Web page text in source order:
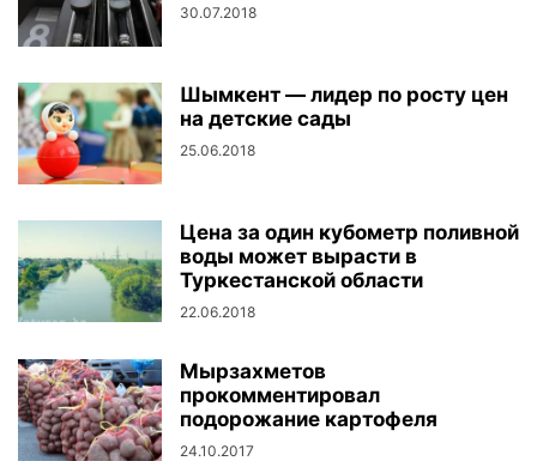
30.07.2018
Шымкент — лидер по росту цен
на детские сады
25.06.2018
Цена за один кубометр поливной
воды может вырасти в
Туркестанской области
22.06.2018
Мырзахметов
прокомментировал
подорожание картофеля
24.10.2017